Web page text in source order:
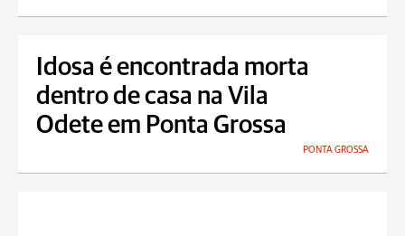
Idosa é encontrada morta
dentro de casa na Vila
Odete em Ponta Grossa
PONTA GROSSA